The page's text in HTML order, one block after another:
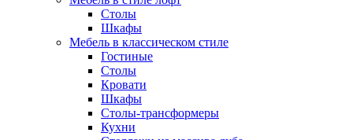
Столы
Шкафы
Мебель в классическом стиле
Гостиные
Столы
Кровати
Шкафы
Столы-трансформеры
Кухни